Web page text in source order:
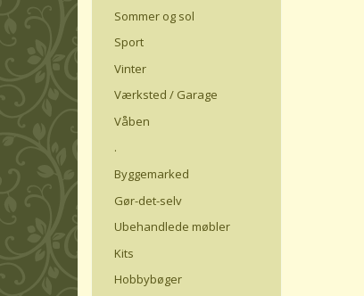
Sommer og sol
Sport
Vinter
Værksted / Garage
Våben
.
Byggemarked
Gør-det-selv
Ubehandlede møbler
Kits
Hobbybøger